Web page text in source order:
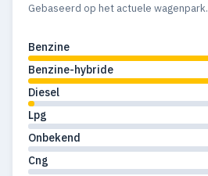
Gebaseerd op het actuele wagenpark.
Benzine
Benzine-hybride
Diesel
Lpg
Onbekend
Cng